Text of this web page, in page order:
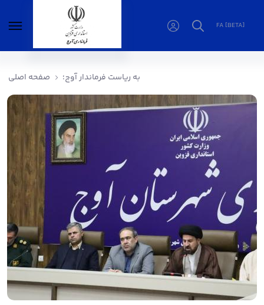
FA [BETA]
صفحه اصلی به ریاست فرماندار آوج؛